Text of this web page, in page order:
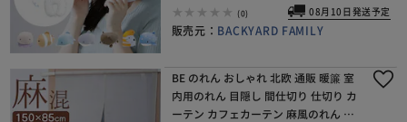
(0) 08月10日発送予定
販売元： BACKYARD FAMILY
BE のれん おしゃれ 北欧 通販 暖簾 室
内用のれん 目隠し 間仕切り 仕切り カ
ーテン カフェカーテン 麻風のれん リ